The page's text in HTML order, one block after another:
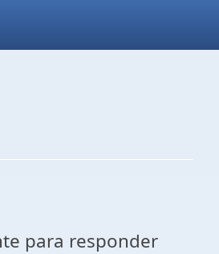
para responder